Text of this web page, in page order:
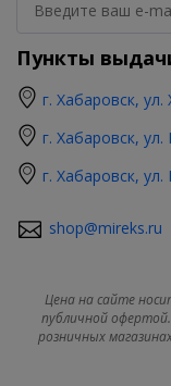
Пункты
г. Хабаровск,
г. Хабаровск,
г. Хабаровск,
shop@mireks.ru
Цена на сайте
публичной
розничных